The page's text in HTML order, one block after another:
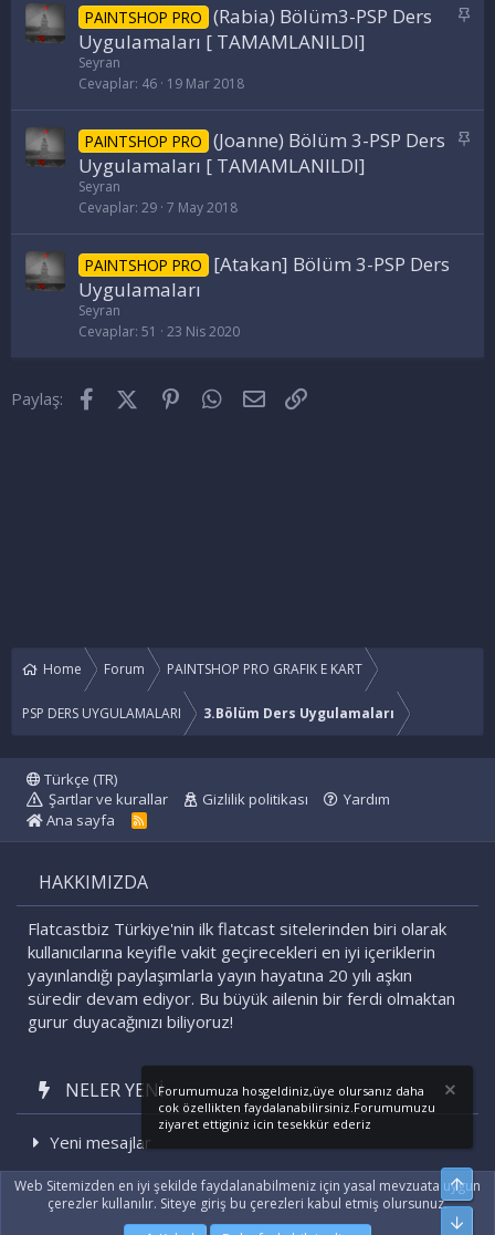
S
t
PAINTSHOP PRO (Rabia) Bölüm3-PSP Ders
Uygulamaları [ TAMAMLANILDI]
Seyran
Cevaplar 46 19 Mar 2018
S
t
PAINTSHOP PRO (Joanne) Bölüm 3-PSP Ders
Uygulamaları [ TAMAMLANILDI]
Seyran
Cevaplar 29 7 May 2018
PAINTSHOP PRO
[Atakan] Bölüm 3-PSP Ders
Uygulamaları
Seyran
Cevaplar 51 23 Nis 2020
Paylaş: FacebookX (Twitter)PinterestWhatsApp
E-posta
Home Forum PAINTSHOP PRO GRAFIK E KART
PSP DERS UYGULAMALARI 3.Bölüm Ders Uygulamaları
Türkçe (TR)
Şartlar ve kurallar
Gizlilik politikası
Yardım
Ana sayfa
R
HAKKIMIZDA
Flatcastbiz Türkiye'nin ilk flatcast sitelerinden biri olarak
kullanıcılarına keyifle vakit geçirecekleri en iyi içeriklerin
yayınlandığı paylaşımlarla yayın hayatına 20 yılı aşkın
süredir devam ediyor. Bu büyük ailenin bir ferdi olmaktan
gurur duyacağınızı biliyoruz!
NELER YENI
Yeni mesajlar
Son etkinlikler
Forumumuza hosgeldiniz,üye olursanız daha
cok özellikten faydalanabilirsiniz.Forumumuzu
ziyaret ettiginiz icin tesekkür ederiz
Web Sitemizden en iyi şekilde faydalanabilmeniz için yasal mevzuata uygun
çerezler kullanılır. Siteye giriş bu çerezleri kabul etmiş olursunuz.
Üst
Alt